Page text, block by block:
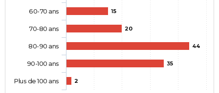
15
20
44
35
2
60-70 ans
70-80 ans
80-90 ans
90-100 ans
Plus de 100 ans